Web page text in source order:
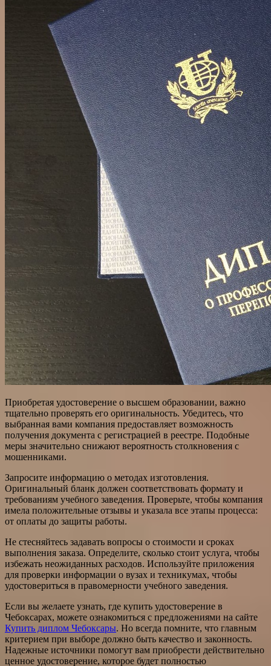
Приобретая удостоверение о высшем образовании, важно
тщательно проверять его оригинальность. Убедитесь, что
выбранная вами компания предоставляет возможность
получения документа с регистрацией в реестре. Подобные
меры значительно снижают вероятность столкновения с
мошенниками.
Запросите информацию о методах изготовления.
Оригинальный бланк должен соответствовать формату и
требованиям учебного заведения. Проверьте, чтобы компания
имела положительные отзывы и указала все этапы процесса:
от оплаты до защиты работы.
Не стесняйтесь задавать вопросы о стоимости и сроках
выполнения заказа. Определите, сколько стоит услуга, чтобы
избежать неожиданных расходов. Используйте приложения
для проверки информации о вузах и техникумах, чтобы
удостовериться в правомерности учебного заведения.
Если вы желаете узнать, где купить удостоверение в
Чебоксарах, можете ознакомиться с предложениями на сайте
Купить диплом Чебоксары. Но всегда помните, что главным
критерием при выборе должно быть качество и законность.
Надежные источники помогут вам приобрести действительно
ценное удостоверение, которое будет полностью